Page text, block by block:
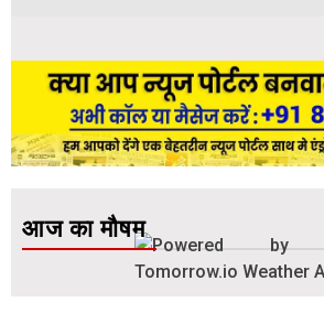
आज का मौषम